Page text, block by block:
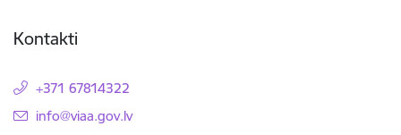
Kontakti
+371 67814322
E-pasts:
info@viaa.gov.lv